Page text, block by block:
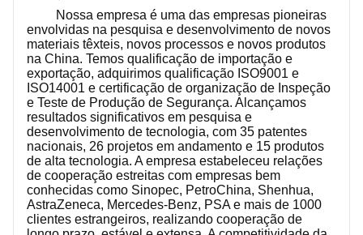
Nossa empresa é uma das empresas pioneiras
envolvidas na pesquisa e desenvolvimento de novos
materiais têxteis, novos processos e novos produtos
na China. Temos qualificação de importação e
exportação, adquirimos qualificação ISO9001 e
ISO14001 e certificação de organização de Inspeção
e Teste de Produção de Segurança. Alcançamos
resultados significativos em pesquisa e
desenvolvimento de tecnologia, com 35 patentes
nacionais, 26 projetos em andamento e 15 produtos
de alta tecnologia. A empresa estabeleceu relações
de cooperação estreitas com empresas bem
conhecidas como Sinopec, PetroChina, Shenhua,
AstraZeneca, Mercedes-Benz, PSA e mais de 1000
clientes estrangeiros, realizando cooperação de